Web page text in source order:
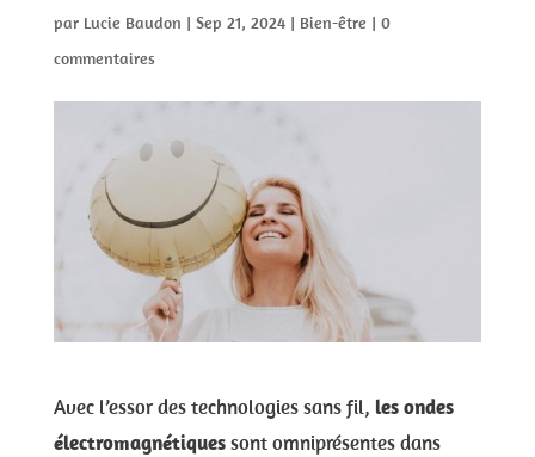
par Lucie Baudon | Sep 21, 2024| Bien-être | 0
commentaires
Avec l’essor des technologies sans fil, les ondes
électromagnétiquessont omniprésentes dans